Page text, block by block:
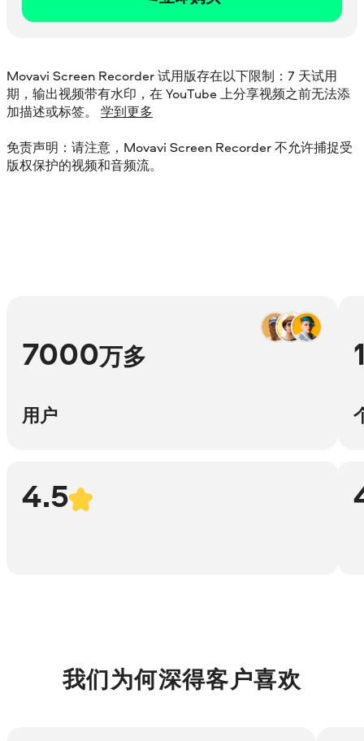
Movavi Screen Recorder 试用版存在以下限制：7 天试用
期，输出视频带有水印，在 YouTube 上分享视频之前无法添
加描述或标签。 学到更多
免责声明：请注意，Movavi Screen Recorder 不允许捕捉受
版权保护的视频和音频流。
7000万多
用户
4.5
我们为何深得客户喜欢